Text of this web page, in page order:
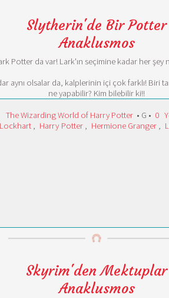
Slytherin'de Bir Potter
Anaklusmos
Potter da var! Lark'ın seçimine kadar her
olsalar da, kalplerinin içi çok farklı! Biri
ne yapabilir? Kim bilebilir ki!!
The Wizarding World of Harry Potter • G • 0
, Harry Potter , Hermione Granger ,
Skyrim'den Mektuplar
Anaklusmos